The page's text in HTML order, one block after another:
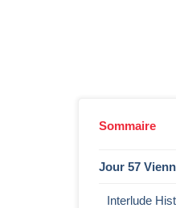
Sommaire
Jour 57
Interlude